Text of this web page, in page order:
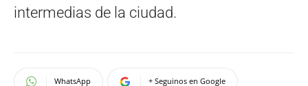
intermedias de la ciudad.
WhatsApp + Seguinos en Google